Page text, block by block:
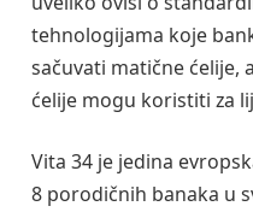
tehnologijama koje
sačuvati matične ćelije,
ćelije mogu koristiti za
Vita 34 je jedina
8 porodičnih banaka u